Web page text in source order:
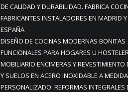
DE CALIDAD Y DURABILIDAD. FABRICA
FABRICANTES INSTALADORES EN MADRID
ESPAÑA
DISEÑO DE COCINAS MODERNAS BONITAS
FUNCIONALES PARA HOGARES U
MOBILIARIO ENCIMERAS Y REVESTIMIENTO
Y SUELOS EN ACERO INOXIDABLE A MEDIDA
PERSONALIZADO. REFORMAS INTEGRALES